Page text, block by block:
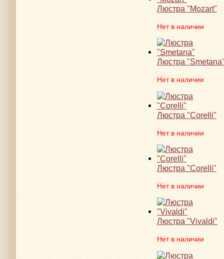
Люстра "Mozart"
Нет в наличии
Люстра
Нет в наличии
Люстра "Corelli"
Нет в наличии
Люстра "Corelli"
Нет в наличии
Люстра "Vivaldi"
Нет в наличии